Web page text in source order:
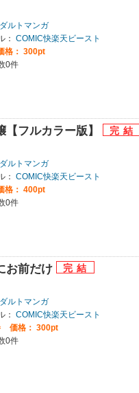
ルトマンガ
： COMIC快楽天ビースト
格： 300pt
0件
【フルカラー版】
ルトマンガ
： COMIC快楽天ビースト
格： 400pt
0件
お前だけ
ルトマンガ
： COMIC快楽天ビースト
価格： 300pt
0件